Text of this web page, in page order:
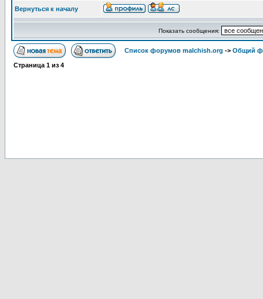
Вернуться к началу
Показать сообщения:
Список форумов malchish.org -> Общий
Страница 1 из 4